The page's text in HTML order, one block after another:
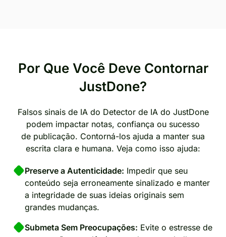
Por Que Você Deve Contornar
JustDone?
Falsos sinais de IA do Detector de IA do JustDone
podem impactar notas, confiança ou sucesso
de publicação. Contorná-los ajuda a manter sua
escrita clara e humana. Veja como isso ajuda:
Preserve a Autenticidade: Impedir que seu
conteúdo seja erroneamente sinalizado e manter
a integridade de suas ideias originais sem
grandes mudanças.
Submeta Sem Preocupações: Evite o estresse de